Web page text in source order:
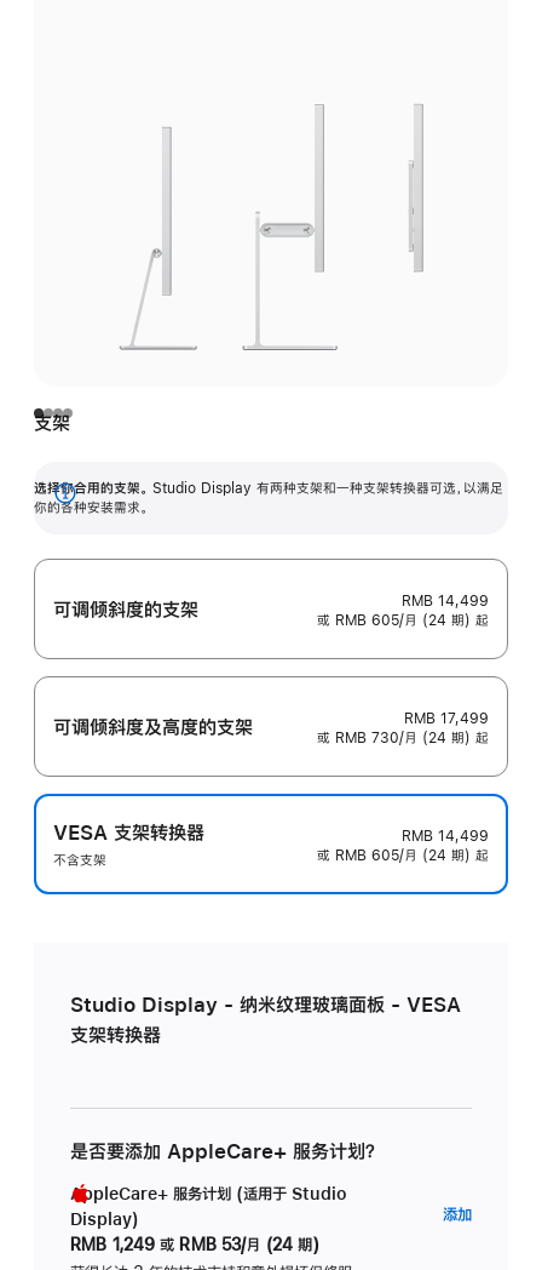
支架
选择你合用的支架。 Studio Display 有两种支架和一种支架转换器可选，以满足
你的各种安装需求。
展
可调倾斜度的支架
RMB 14,499
或 RMB 605/月 (24 期) 起
可调倾斜度及高‍度的支‍架
RMB 17,499
或 RMB 730/月 (24 期) 起
VESA 支架转换器
不含支架
RMB 14,499
或 RMB 605/月 (24 期) 起
Studio Display - 纳米纹理玻璃面板 - VESA
支架转换器
是否要添加 AppleCare+ 服务计划？
AppleCare+ 服务计划 (适用于 Studio
Display)
RMB 1,249 或 RMB 53/月 (24 期)
添加